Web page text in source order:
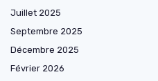
Juillet 2025
Septembre 2025
Décembre 2025
Février 2026